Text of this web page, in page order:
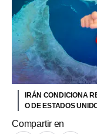
IRÁN CONDICIONA
O DE ESTADOS
Compartir en